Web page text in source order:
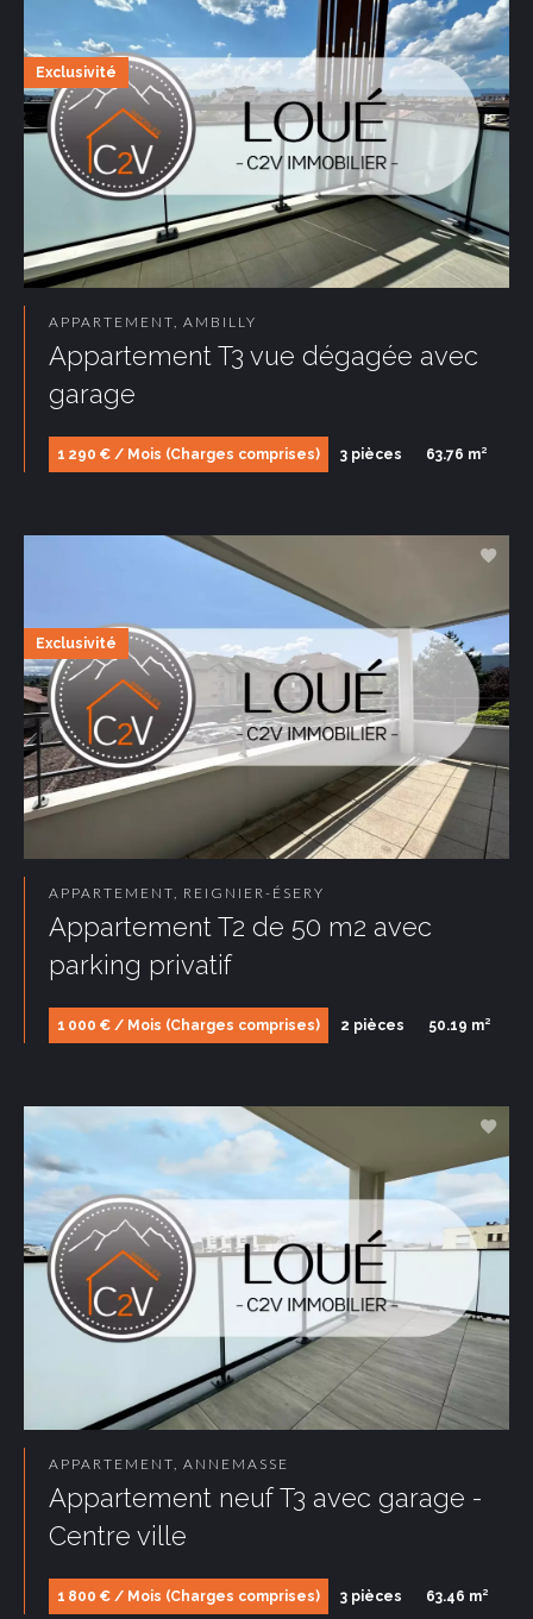
APPARTEMENT, AMBILLY
Appartement T3 vue dégagée avec
garage
1 290 € / Mois (Charges comprises) 3 pièces 63.76 m²
Exclusivité
APPARTEMENT, REIGNIER-ÉSERY
Appartement T2 de 50 m2 avec
parking privatif
1 000 € / Mois (Charges comprises) 2 pièces 50.19 m²
Exclusivité
APPARTEMENT, ANNEMASSE
Appartement neuf T3 avec garage -
Centre ville
1 800 € / Mois (Charges comprises) 3 pièces 63.46 m²